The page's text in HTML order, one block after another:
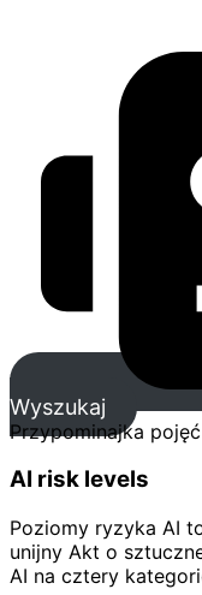
Wyszukaj
Przypominajka
AI risk levels
Poziomy ryzyka AI
unijny Akt o
AI na cztery